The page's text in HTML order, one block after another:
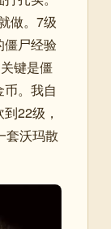
做。7级
尸经验
键是僵
。我自
22级，
套沃玛散